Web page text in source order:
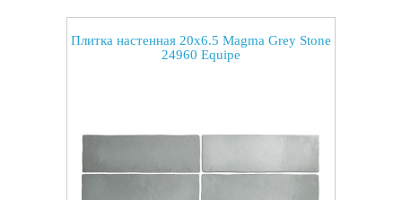
Плитка настенная 20x6.5 Magma Grey Stone
24960 Equipe